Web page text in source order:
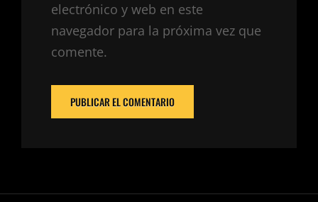
electrónico y web en este
navegador para la próxima vez que
comente.